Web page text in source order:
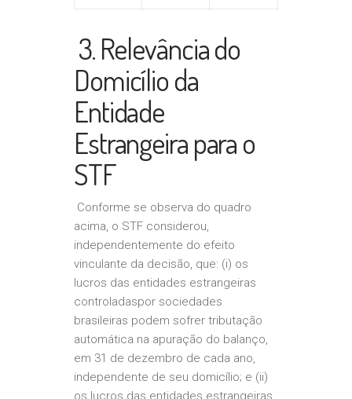
3. Relevância do
Domicílio da
Entidade
Estrangeira para o
STF
Conforme se observa do quadro
acima, o STF considerou,
independentemente do efeito
vinculante da decisão, que: (i) os
lucros das entidades estrangeiras
controladaspor sociedades
brasileiras podem sofrer tributação
automática na apuração do balanço,
em 31 de dezembro de cada ano,
independente de seu domicílio; e (ii)
os lucros das entidades estrangeiras